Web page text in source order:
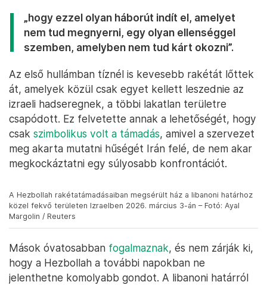
„hogy ezzel olyan háborút indít el, amelyet
nem tud megnyerni, egy olyan ellenséggel
szemben, amelyben nem tud kárt okozni”.
Az első hullámban tíznél is kevesebb rakétát lőttek
át, amelyek közül csak egyet kellett leszednie az
izraeli hadseregnek, a többi lakatlan területre
csapódott. Ez felvetette annak a lehetőségét, hogy
csak szimbolikus volt a támadás, amivel a szervezet
meg akarta mutatni hűségét Irán felé, de nem akar
megkockáztatni egy súlyosabb konfrontációt.
A Hezbollah rakétatámadásaiban megsérült ház a libanoni határhoz
közel fekvő területen Izraelben 2026. március 3-án – Fotó: Ayal
Margolin / Reuters
Mások óvatosabban fogalmaznak, és nem zárják ki,
hogy a Hezbollah a további napokban ne
jelenthetne komolyabb gondot. A libanoni határról